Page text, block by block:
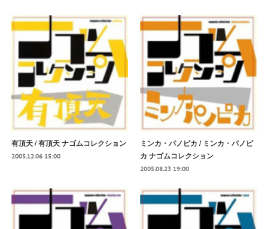
有頂天 / 有頂天 ナゴムコレクション
2005.12.06 15:00
ミンカ・パノピカ / ミンカ・パノピ
カ ナゴムコレクション
2005.08.23 19:00